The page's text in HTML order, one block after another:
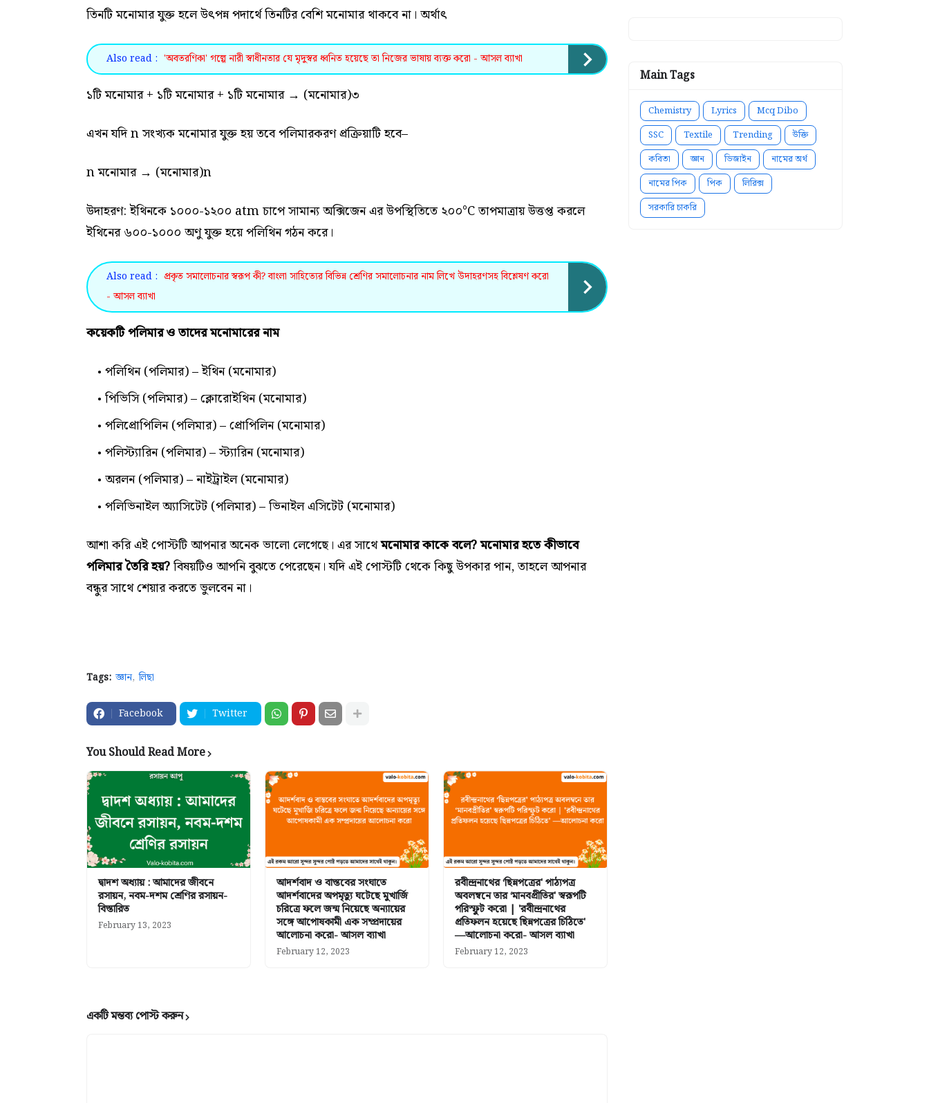
তিনটি মনোমার যুক্ত হলে উৎপন্ন পদার্থে তিনটির বেশি মনোমার থাকবে না। অর্থাৎ
Also read : 'অবতরণিকা' গল্পে নারী স্বাধীনতার যে মৃদুস্বর ধ্বনিত হয়েছে তা নিজের ভাষায় ব্যক্ত করো - আসল ব্যাখা
১টি মনোমার + ১টি মনোমার + ১টি মনোমার → (মনোমার)৩
এখন যদি n সংখ্যক মনোমার যুক্ত হয় তবে পলিমারকরণ প্রক্রিয়াটি হবে–
n মনোমার → (মনোমার)n
উদাহরণ: ইথিনকে ১০০০-১২০০ atm চাপে সামান্য অক্সিজেন এর উপস্থিতিতে ২০০°C তাপমাত্রায় উত্তপ্ত করলে
ইথিনের ৬০০-১০০০ অণু যুক্ত হয়ে পলিথিন গঠন করে।
Also read : প্রকৃত সমালোচনার স্বরূপ কী? বাংলা সাহিত্যের বিভিন্ন শ্রেণির সমালোচনার নাম লিখে উদাহরণসহ বিশ্লেষণ করো
- আসল ব্যাখা
কয়েকটি পলিমার ও তাদের মনোমারের নাম
পলিথিন (পলিমার) – ইথিন (মনোমার)
পিভিসি (পলিমার) – ক্লোরোইথিন (মনোমার)
পলিপ্রোপিলিন (পলিমার) – প্রোপিলিন (মনোমার)
পলিস্ট্যারিন (পলিমার) – স্ট্যারিন (মনোমার)
অরলন (পলিমার) – নাইট্রাইল (মনোমার)
পলিভিনাইল অ্যাসিটেট (পলিমার) – ভিনাইল এসিটেট (মনোমার)
আশা করি এই পোস্টটি আপনার অনেক ভালো লেগেছে। এর সাথেমনোমার কাকে বলে? মনোমার হতে কীভাবে
পলিমার তৈরি হয়?বিষয়টিও আপনি বুঝতে পেরেছেন। যদি এই পোস্টটি থেকে কিছু উপকার পান, তাহলে আপনার
বন্ধুর সাথে শেয়ার করতে ভুলবেন না।
Tags: জ্ঞান লিছা
Facebook Twitter
You Should Read More
দ্বাদশ অধ্যায় : আমাদের জীবনে
রসায়ন, নবম-দশম শ্রেণির রসায়ন-
বিস্তারিত
February 13, 2023
আদর্শবাদ ও বাস্তবের সংঘাতে
আদর্শবাদের অপমৃত্যু ঘটেছে মুখার্জি
চরিত্রে ফলে জন্ম নিয়েছে অন্যায়ের
সঙ্গে আপোষকামী এক সম্প্রদায়ের
আলোচনা করো- আসল ব্যাখা
February 12, 2023
রবীন্দ্রনাথের ‘ছিন্নপত্রের' পাঠ্যপত্র
অবলম্বনে তার ‘মানবপ্রীতির' স্বরূপটি
পরিস্ফুট করো | 'রবীন্দ্রনাথের
প্রতিফলন হয়েছে ছিন্নপত্রের চিঠিতে'
—আলোচনা করো- আসল ব্যাখা
February 12, 2023
একটি মন্তব্য পোস্ট করুন
Main Tags
Chemistry Lyrics
Mcq Dibo
SSC
Textile Trending
উক্তি
কবিতা
জ্ঞান ডিজাইন
নামের অর্থ
নামের পিক
পিক
লিরিক্স
সরকারি চাকরি